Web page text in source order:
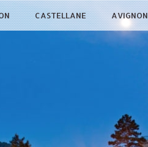
CASTELLANE AVIGNON